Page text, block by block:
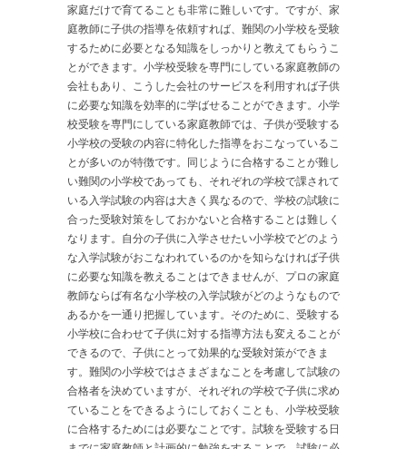
家庭だけで育てることも非常に難しいです。ですが、家
庭教師に子供の指導を依頼すれば、難関の小学校を受験
するために必要となる知識をしっかりと教えてもらうこ
とができます。小学校受験を専門にしている家庭教師の
会社もあり、こうした会社のサービスを利用すれば子供
に必要な知識を効率的に学ばせることができます。小学
校受験を専門にしている家庭教師では、子供が受験する
小学校の受験の内容に特化した指導をおこなっているこ
とが多いのが特徴です。同じように合格することが難し
い難関の小学校であっても、それぞれの学校で課されて
いる入学試験の内容は大きく異なるので、学校の試験に
合った受験対策をしておかないと合格することは難しく
なります。自分の子供に入学させたい小学校でどのよう
な入学試験がおこなわれているのかを知らなければ子供
に必要な知識を教えることはできませんが、プロの家庭
教師ならば有名な小学校の入学試験がどのようなもので
あるかを一通り把握しています。そのために、受験する
小学校に合わせて子供に対する指導方法も変えることが
できるので、子供にとって効果的な受験対策ができま
す。難関の小学校ではさまざまなことを考慮して試験の
合格者を決めていますが、それぞれの学校で子供に求め
ていることをできるようにしておくことも、小学校受験
に合格するためには必要なことです。試験を受験する日